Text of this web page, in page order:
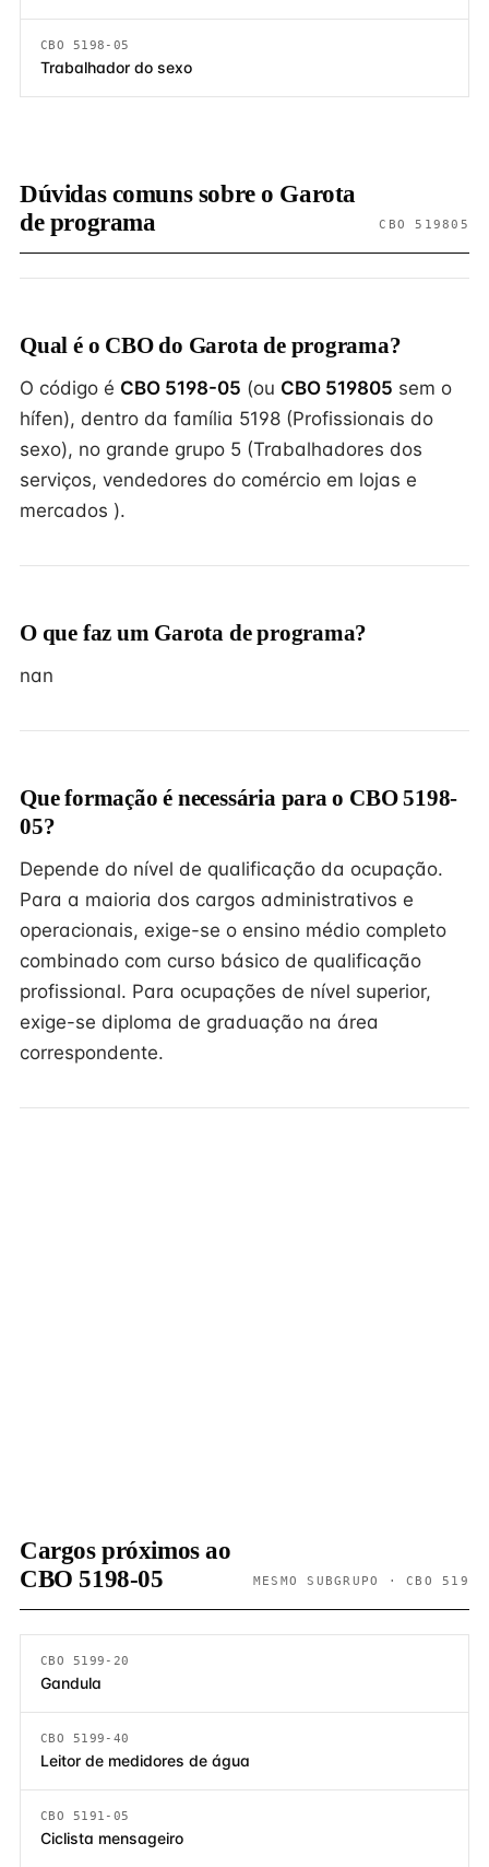
CBO 5198-05
Trabalhador do sexo
Dúvidas comuns sobre o Garota
de programa
CBO 519805
Qual é o CBO do Garota de programa?
O código é CBO 5198-05 (ou CBO 519805 sem o
hífen), dentro da família 5198 (Profissionais do
sexo), no grande grupo 5 (Trabalhadores dos
serviços, vendedores do comércio em lojas e
mercados ).
O que faz um Garota de programa?
nan
Que formação é necessária para o CBO 5198-
05?
Depende do nível de qualificação da ocupação.
Para a maioria dos cargos administrativos e
operacionais, exige-se o ensino médio completo
combinado com curso básico de qualificação
profissional. Para ocupações de nível superior,
exige-se diploma de graduação na área
correspondente.
Cargos próximos ao
CBO 5198-05
MESMO SUBGRUPO · CBO 519
CBO 5199-20
Gandula
CBO 5199-40
Leitor de medidores de água
CBO 5191-05
Ciclista mensageiro